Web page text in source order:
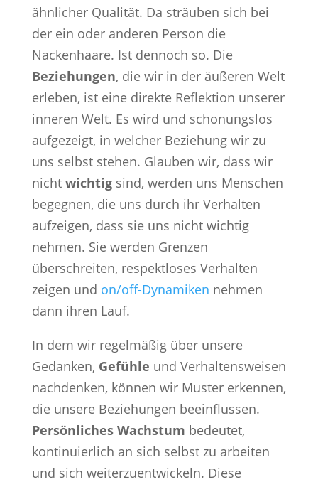
ähnlicher Qualität. Da sträuben sich bei
der ein oder anderen Person die
Nackenhaare. Ist dennoch so. Die
Beziehungen, die wir in der äußeren Welt
erleben, ist eine direkte Reflektion unserer
inneren Welt. Es wird und schonungslos
aufgezeigt, in welcher Beziehung wir zu
uns selbst stehen. Glauben wir, dass wir
nicht wichtigsind, werden uns Menschen
begegnen, die uns durch ihr Verhalten
aufzeigen, dass sie uns nicht wichtig
nehmen. Sie werden Grenzen
überschreiten, respektloses Verhalten
zeigen und on/off-Dynamiken nehmen
dann ihren Lauf.
In dem wir regelmäßig über unsere
Gedanken, Gefühle und Verhaltensweisen
nachdenken, können wir Muster erkennen,
die unsere Beziehungen beeinflussen.
Persönliches Wachstum bedeutet,
kontinuierlich an sich selbst zu arbeiten
und sich weiterzuentwickeln. Diese